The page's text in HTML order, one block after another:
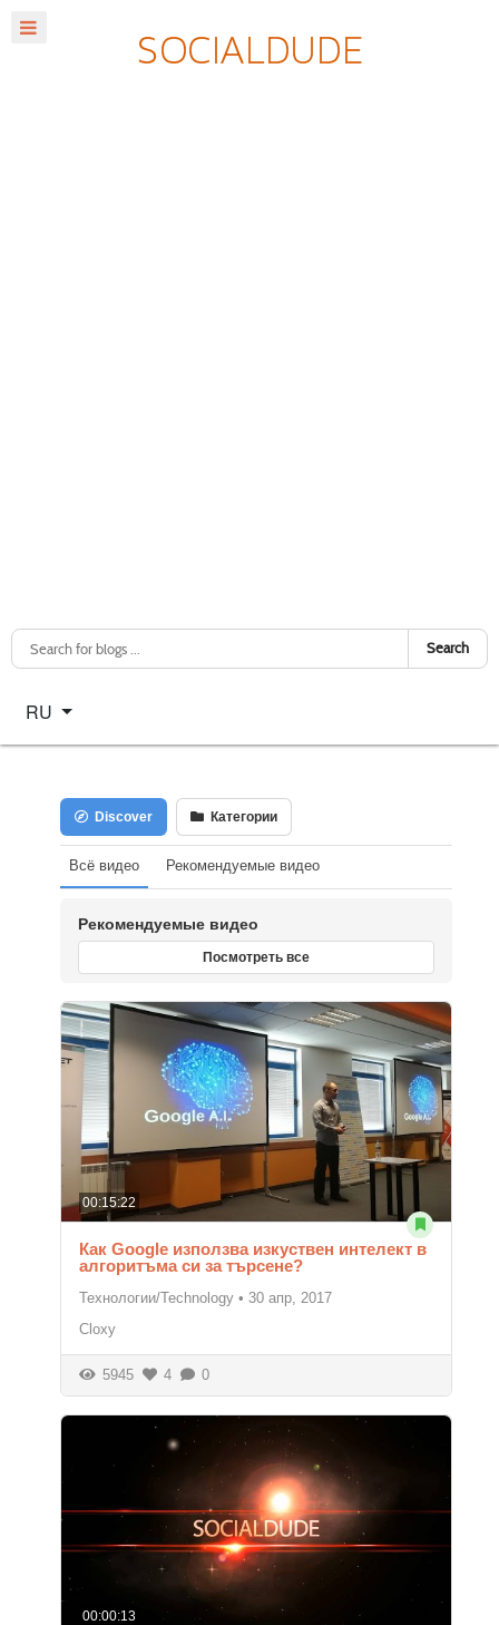
Search
Select your language
RU
Discover Категории
Всё видео Рекомендуемые видео
Рекомендуемые видео
Посмотреть все
00:15:22
Как Google използва изкуствен интелект в
алгоритъма си за търсене?
Технологии/Technology • 30 апр, 2017
Cloxy
5945 4 0
00:00:13